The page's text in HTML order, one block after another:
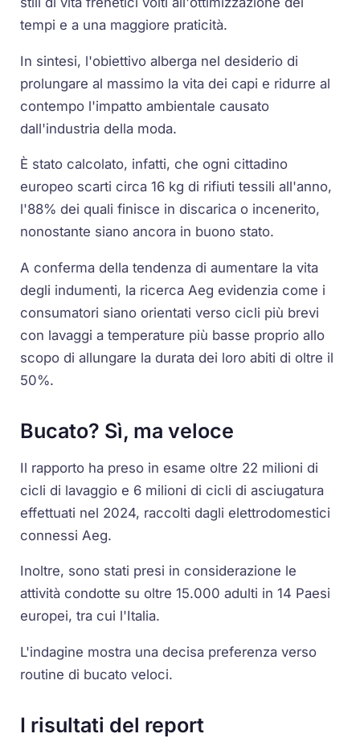
tempi e a una maggiore praticità.
In sintesi, l'obiettivo alberga nel desiderio di
prolungare al massimo la vita dei capi e ridurre al
contempo l'impatto ambientale causato
dall'industria della moda.
È stato calcolato, infatti, che ogni cittadino
europeo scarti circa 16 kg di rifiuti tessili all'anno,
l'88% dei quali finisce in discarica o incenerito,
nonostante siano ancora in buono stato.
A conferma della tendenza di aumentare la vita
degli indumenti, la ricerca Aeg evidenzia come i
consumatori siano orientati verso cicli più brevi
con lavaggi a temperature più basse proprio allo
scopo di allungare la durata dei loro abiti di oltre il
50%.
Bucato? Sì, ma veloce
Il rapporto ha preso in esame oltre 22 milioni di
cicli di lavaggio e 6 milioni di cicli di asciugatura
effettuati nel 2024, raccolti dagli elettrodomestici
connessi Aeg.
Inoltre, sono stati presi in considerazione le
attività condotte su oltre 15.000 adulti in 14 Paesi
europei, tra cui l'Italia.
L'indagine mostra una decisa preferenza verso
routine di bucato veloci.
I risultati del report